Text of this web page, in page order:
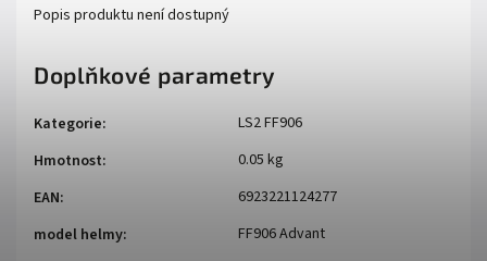
Popis produktu není dostupný
Doplňkové parametry
Kategorie:
LS2 FF906
Hmotnost:
0.05 kg
EAN:
6923221124277
model helmy:
FF906 Advant